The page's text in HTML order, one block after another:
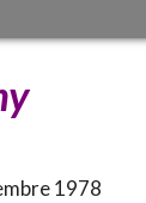
1978